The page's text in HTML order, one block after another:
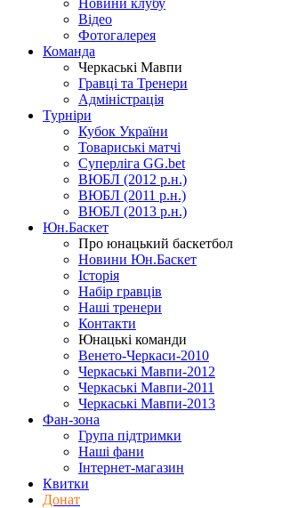
Новини клубу
Відео
Фотогалерея
Команда
Черкаські Мавпи
Гравці та Тренери
Адміністрація
Турніри
Кубок України
Товариські матчі
Суперліга GG.bet
ВЮБЛ (2012 р.н.)
ВЮБЛ (2011 р.н.)
ВЮБЛ (2013 р.н.)
Юн.Баскет
Про юнацький баскетбол
Новини Юн.Баскет
Історія
Набір гравців
Наші тренери
Контакти
Юнацькі команди
Венето-Черкаси-2010
Черкаські Мавпи-2012
Черкаські Мавпи-2011
Черкаські Мавпи-2013
Фан-зона
Група підтримки
Наші фани
Інтернет-магазин
Квитки
Донат